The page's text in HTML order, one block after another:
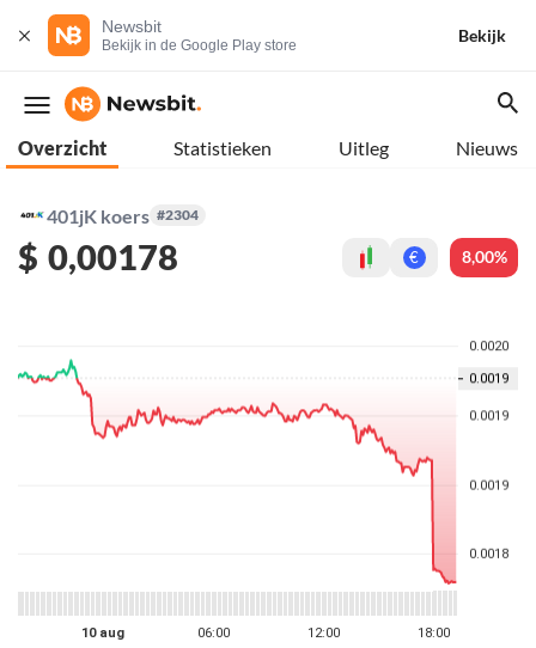
Newsbit
Bekijk in de Google Play store
Bekijk
Overzicht Statistieken Uitleg Nieuws
401jK koers #2304
$ 0,00178 € 8,00%